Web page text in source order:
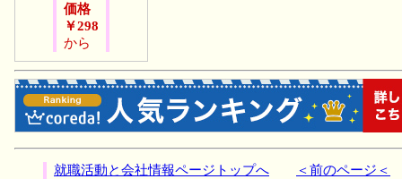
価格
￥298
から
就職活動と会社情報ページトップへ ＜前のページ＜